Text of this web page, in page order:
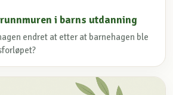
i barns utdanning
endret at etter at barnehagen ble